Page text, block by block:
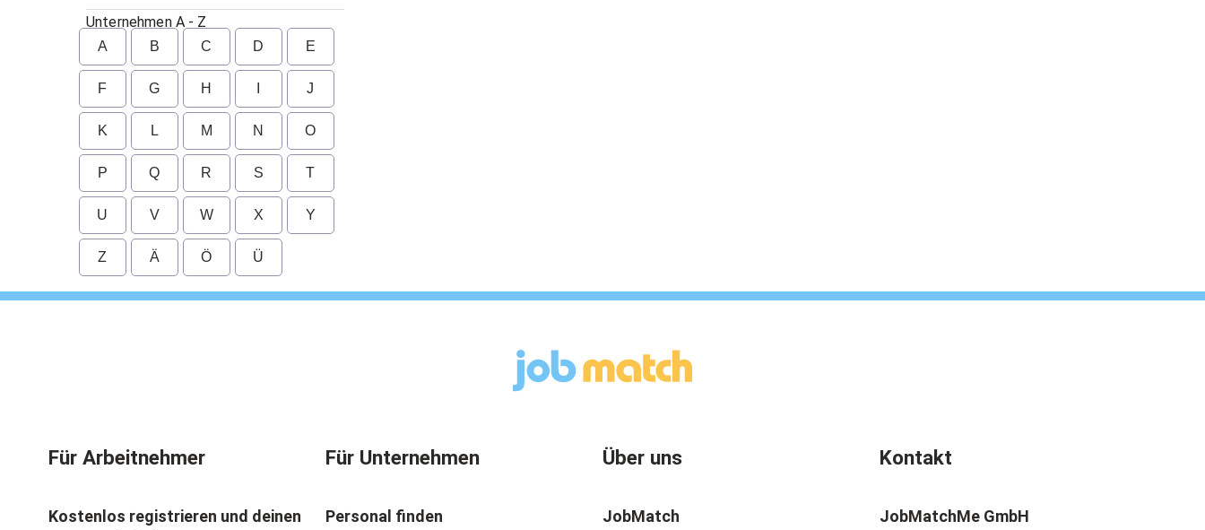
Unternehmen A - Z
A B C D E
F G H J
K L M N O
P Q R S T
U V W X Y
Z Ä Ö Ü
Für Arbeitnehmer
Kostenlos registrieren und deinen
Für Unternehmen
Personal finden
Über uns
JobMatch
Kontakt
JobMatchMe GmbH